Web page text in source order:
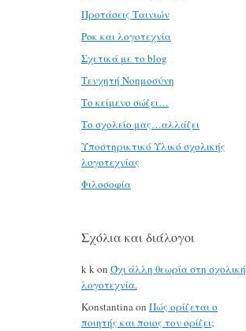
Προτάσεις Ταινιών
Ροκ και λογοτεχνία
Σχετικά με το blog
Τενχητή Νοημοσύνη
Το κείμενο σώζει…
Το σχολείο μας…αλλάζει
Υποστηρικτικό Υλικό σχολικής
λογοτεχνίας
Φιλοσοφία
Σχόλια και διάλογοι
k kon Όχι άλλη θεωρία στη σχολική
λογοτεχνία.
Konstantinaon Πώς ορίζεται ο
ποιητής και ποιος τον ορίζει;